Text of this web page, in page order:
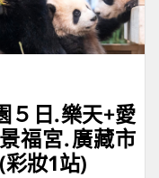
５日.樂天+愛
福宮.廣藏市
妝1站)